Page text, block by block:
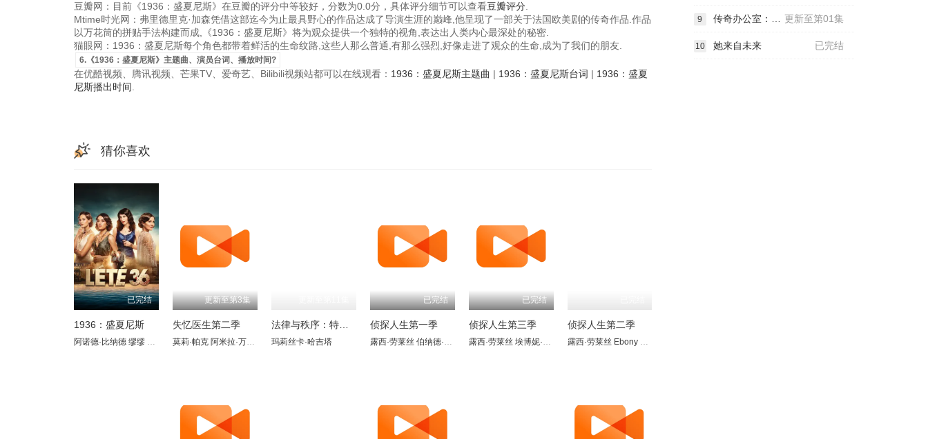
豆瓣网：目前《1936：盛夏尼斯》在豆瓣的评分中等较好，分数为0.0分，具体评分细节可以查看豆瓣评分
Mtime时光网：弗里德里克·加森凭借这部迄今为止最具野心的作品达成了导演生涯的巅峰,他呈现了一部关于法国欧美剧的传奇作品.作品
以万花筒的拼贴手法构建而成,《1936：盛夏尼斯》将为观众提供一个独特的视角,表达出人类内心最深处的秘密.
猫眼网：1936：盛夏尼斯每个角色都带着鲜活的生命纹路,这些人那么普通,有那么强烈,好像走进了观众的生命,成为了我们的朋友.
6.《1936：盛夏尼斯》主题曲、演员台词、播放时间?
在优酷视频、腾讯视频、芒果TV、爱奇艺、Bilibili视频站都可以在线观看： 1936：盛夏尼斯主题曲 | 1936：盛夏尼斯台词 | 1936：盛夏
尼斯播出时间
猜你喜欢
已完结
1936：盛夏尼斯
阿诺德·比纳德 缪缪 朱莉·德博纳 阿萨德·包伯 卡米尔·雅毕 Nicolas Depetris 索菲娅·埃萨伊迪 西蒙·埃拉赫 康斯坦斯·盖 帕斯卡·埃尔贝 康斯坦斯·多利 帕克里克·雷德里蒙
更新至第3集
失忆医生第二季
莫莉·帕克 阿米拉·万恩 乔恩-迈克尔·埃克尔 安雅·班纳吉 帕特里克·R·沃克 夏洛特·方丹-雅尔丁 吉姆·查德 弗朗西丝卡·丹尼斯 阿莱克斯·费尔南德斯
法律与秩序：特殊受害者第二十七季
玛莉丝卡·哈吉塔
已完结
侦探人生第一季
露西·劳莱丝 伯纳德·库里 Ebony Vagulans
已完结
侦探人生第三季
露西·劳莱丝 埃博妮·瓦戈兰斯
侦探人生第二季
露西·劳莱丝 Ebony Vagulans
更新至第01集
9 传奇办公室：中央情报第二季
已完结
10 她来自未来